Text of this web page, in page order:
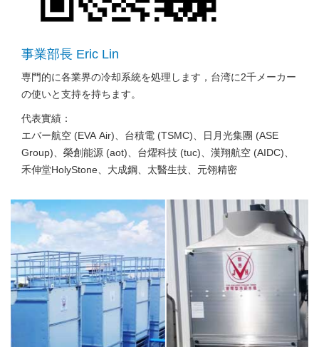
事業部長 Eric Lin
専門的に各業界の冷却系統を処理します，台湾に2千メーカー
の使いと支持を持ちます。
代表實績：
エバー航空 (EVA Air)、台積電 (TSMC)、日月光集團 (ASE
Group)、榮創能源 (aot)、台燿科技 (tuc)、漢翔航空 (AIDC)、
禾伸堂HolyStone、大成鋼、太醫生技、元翎精密